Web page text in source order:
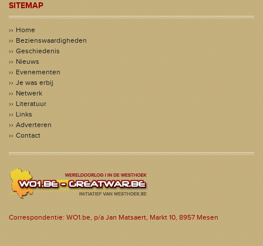
SITEMAP
Home
Bezienswaardigheden
Geschiedenis
Nieuws
Evenementen
Je was erbij
Netwerk
Literatuur
Links
Adverteren
Contact
Correspondentie: WO1.be, p/a Jan Matsaert, Markt 10, 8957 Mesen